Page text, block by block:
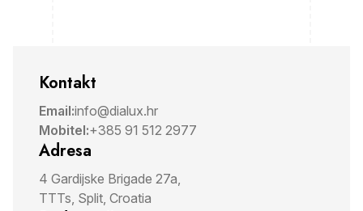
Kontakt
Email:info@dialux.hr
Mobitel:+385 91 512 2977
Adresa
4 Gardijske Brigade 27a,
TTTs, Split, Croatia